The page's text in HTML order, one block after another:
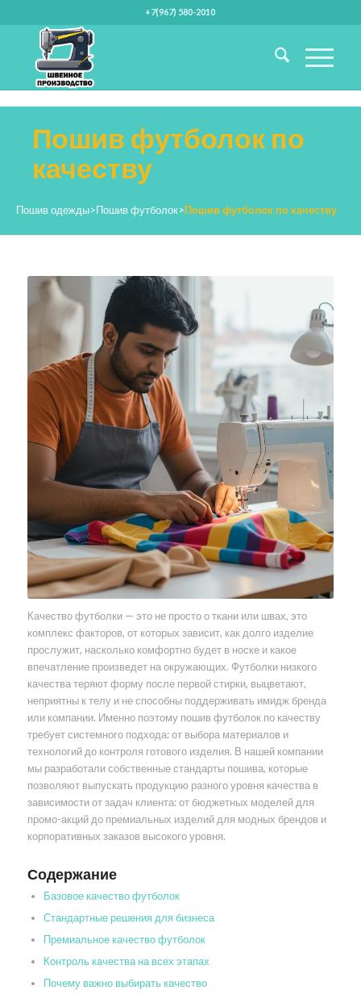
+7(967) 580-2010
Пошив футболок по
качеству
Пошив одежды>Пошив футболок>Пошив футболок по качеству
Качество футболки — это не просто о ткани или швах, это
комплекс факторов, от которых зависит, как долго изделие
прослужит, насколько комфортно будет в носке и какое
впечатление произведет на окружающих. Футболки низкого
качества теряют форму после первой стирки, выцветают,
неприятны к телу и не способны поддерживать имидж бренда
или компании. Именно поэтому пошив футболок по качеству
требует системного подхода: от выбора материалов и
технологий до контроля готового изделия. В нашей компании
мы разработали собственные стандарты пошива, которые
позволяют выпускать продукцию разного уровня качества в
зависимости от задач клиента: от бюджетных моделей для
промо-акций до премиальных изделий для модных брендов и
корпоративных заказов высокого уровня.
Содержание
Базовое качество футболок
Стандартные решения для бизнеса
Премиальное качество футболок
Контроль качества на всех этапах
Почему важно выбирать качество